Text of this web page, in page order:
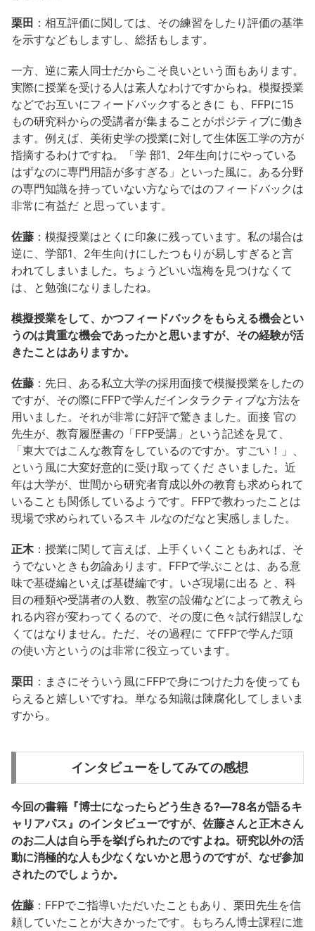
栗田 ：相互評価に関しては、その練習をしたり評価の基準
を示すなどもしますし、総括もします。
一方、逆に素人同士だからこそ良いという面もあります。
実際に授業を受ける人は素人なわけですからね。模擬授業
などでお互いにフィードバックするときに も、FFPに15
もの研究科からの受講者が集まることがポジティブに働き
ます。例えば、美術史学の授業に対して生体医工学の方が
指摘するわけですね。「学 部1、2年生向けにやっている
はずなのに専門用語が多すぎる」といった風に。ある分野
の専門知識を持っていない方ならではのフィードバックは
非常に有益だ と思っています。
佐藤 ：模擬授業はとくに印象に残っています。私の場合は
逆に、学部1、2年生向けにしたつもりが易しすぎると言
われてしまいました。ちょうどいい塩梅を見つけなくて
は、と勉強になりましたね。
模擬授業をして、かつフィードバックをもらえる機会とい
うのは貴重な機会であったかと思いますが、その経験が活
きたことはありますか。
佐藤 ：先日、ある私立大学の採用面接で模擬授業をしたの
ですが、その際にFFPで学んだインタラクティブな方法を
用いました。それが非常に好評で驚きました。面接 官の
先生が、教育履歴書の「FFP受講」という記述を見て、
「東大ではこんな教育をしているのですか。すごい！」、
という風に大変好意的に受け取ってくだ さいました。近
年は大学が、世間から研究者育成以外の教育も求められて
いることも関係しているようです。FFPで教わったことは
現場で求められているスキ ルなのだなと実感しました。
正木：授業に関して言えば、上手くいくこともあれば、そ
うでないときも勿論あります。FFPで学ぶことは、ある意
味で基礎編といえば基礎編です。いざ現場に出る と、科
目の種類や受講者の人数、教室の設備などによって教えら
れる内容が変わってくるので、その度に色々試行錯誤しな
くてはなりません。ただ、その過程に てFFPで学んだ頭
の使い方というのは非常に役立っています。
栗田 ：まさにそういう風にFFPで身につけた力を使っても
らえると嬉しいですね。単なる知識は陳腐化してしまいま
すから。
インタビューをしてみての感想
今回の書籍『博士になったらどう生きる?―78名が語るキ
ャリアパス』のインタビューですが、佐藤さんと正木さん
のお二人は自ら手を挙げられたのですよね。研究以外の活
動に消極的な人も少なくないかと思うのですが、なぜ参加
されたのでしょうか。
佐藤 ：FFPでご指導いただいたこともあり、栗田先生を信
頼していたことが大きかったです。もちろん博士課程に進